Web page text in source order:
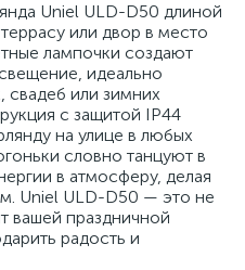
Uniel ULD-D50 длиной
или двор в место
лампочки создают
идеально
свадеб или зимних
с защитой IP44
на улице в любых
словно танцуют в
в атмосферу, делая
Uniel ULD-D50 — это не
вашей праздничной
радость и